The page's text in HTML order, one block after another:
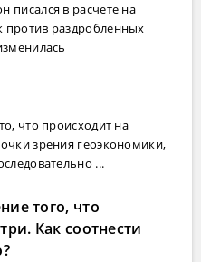
писался в расчете на
раздробленных
что происходит на
зрения геоэкономики,
...
того, что
Как соотнести